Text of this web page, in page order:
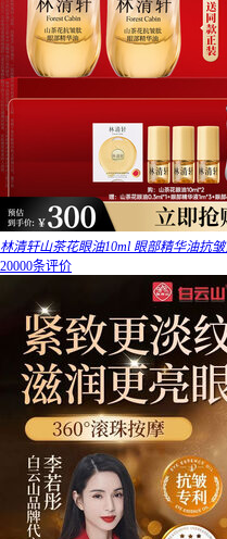
林清轩山茶花眼油10ml 眼部精华油抗
20000条评价